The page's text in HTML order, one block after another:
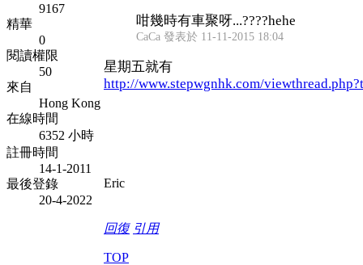
9167
精華
0
閱讀權限
50
來自
Hong Kong
在線時間
6352 小時
註冊時間
14-1-2011
最後登錄
20-4-2022
咁幾時有車聚呀...????hehe
CaCa 發表於 11-11-2015 18:04
星期五就有
http://www.stepwgnhk.com/
Eric
回復 引用
TOP